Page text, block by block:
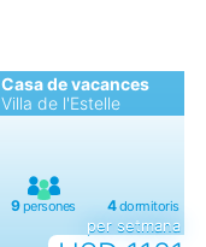
Casa de vacances
Villa de l'Estelle
per setmana